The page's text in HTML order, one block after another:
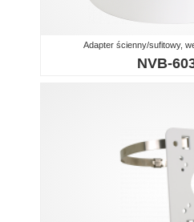
Adapter ścienny/sufitowy,
NVB-